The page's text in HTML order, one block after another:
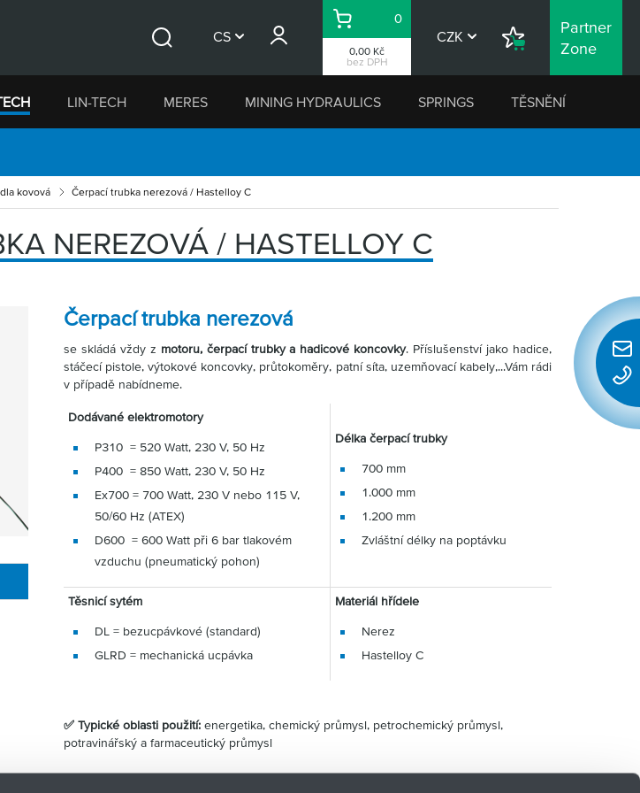
CS
0,00 Kč
bez DPH
Košík
0
CZK
Nákupní
Partner
Zone
LIN-TECH MERES MINING HYDRAULICS SPRINGS TĚSNĚNÍ
kovová Čerpací trubka nerezová / Hastelloy C
NEREZOVÁ / HASTELLOY C
Čerpací trubka nerezová
se skládá vždy z motoru, čerpací trubky a hadicové koncovky. Příslušenství jako hadice,
stáčecí pistole, výtokové koncovky, průtokoměry, patní síta, uzemňovací kabely,...Vám rádi
v případě nabídneme.
Dodávané elektromotory
P310 = 520 Watt, 230 V, 50 Hz
P400 = 850 Watt, 230 V, 50 Hz
Ex700 = 700 Watt, 230 V nebo 115 V,
50/60 Hz (ATEX)
D600 = 600 Watt při 6 bar tlakovém
vzduchu (pneumatický pohon)
Délka čerpací trubky
700 mm
1.000 mm
1.200 mm
Zvláštní délky na poptávku
Těsnicí sytém
DL = bezucpávkové (standard)
GLRD = mechanická ucpávka
Materiál hřídele
Nerez
Hastelloy C
✅ Typické oblasti použití: energetika, chemický průmysl, petrochemický průmysl,
potravinářský a farmaceutický průmysl